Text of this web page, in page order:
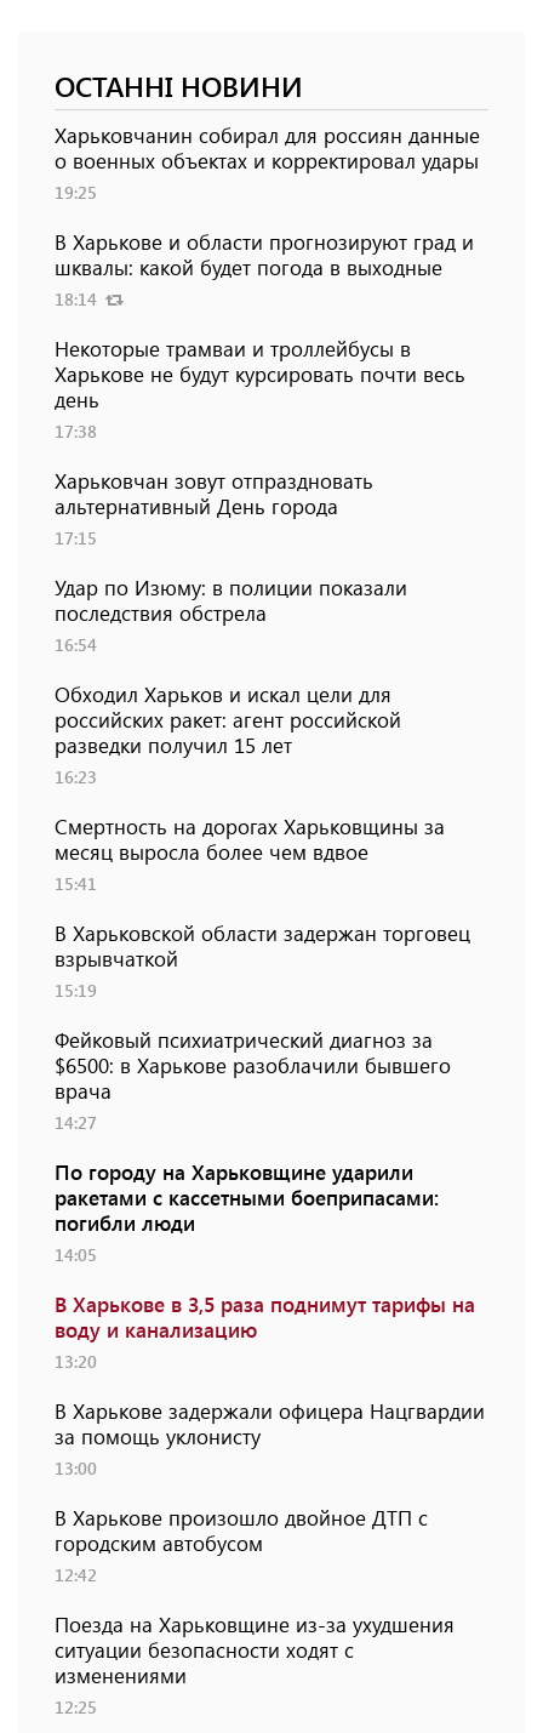
ОСТАННІ НОВИНИ
Харьковчанин собирал для россиян данные
о военных объектах и ​​корректировал удары
19:25
В Харькове и области прогнозируют град и
шквалы: какой будет погода в выходные
18:14
Некоторые трамваи и троллейбусы в
Харькове не будут курсировать почти весь
день
17:38
Харьковчан зовут отпраздновать
альтернативный День города
17:15
Удар по Изюму: в полиции показали
последствия обстрела
16:54
Обходил Харьков и искал цели для
российских ракет: агент российской
разведки получил 15 лет
16:23
Смертность на дорогах Харьковщины за
месяц выросла более чем вдвое
15:41
В Харьковской области задержан торговец
взрывчаткой
15:19
Фейковый психиатрический диагноз за
$6500: в Харькове разоблачили бывшего
врача
14:27
По городу на Харьковщине ударили
ракетами с кассетными боеприпасами:
погибли люди
14:05
В Харькове в 3,5 раза поднимут тарифы на
воду и канализацию
13:20
В Харькове задержали офицера Нацгвардии
за помощь уклонисту
13:00
В Харькове произошло двойное ДТП с
городским автобусом
12:42
Поезда на Харьковщине из-за ухудшения
ситуации безопасности ходят с
изменениями
12:25